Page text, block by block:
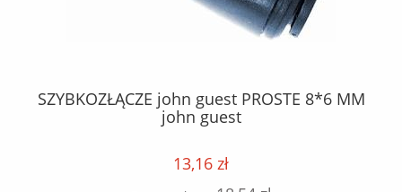
SZYBKOZŁĄCZE john guest PROSTE 8*6 MM
john guest
13,16 zł